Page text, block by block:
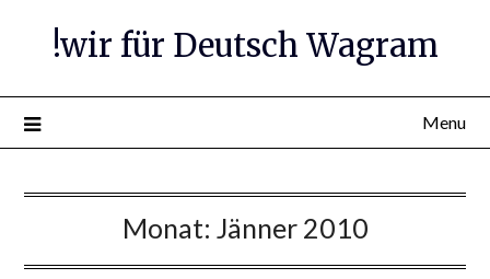
!wir für Deutsch Wagram
Menu
Monat: Jänner 2010